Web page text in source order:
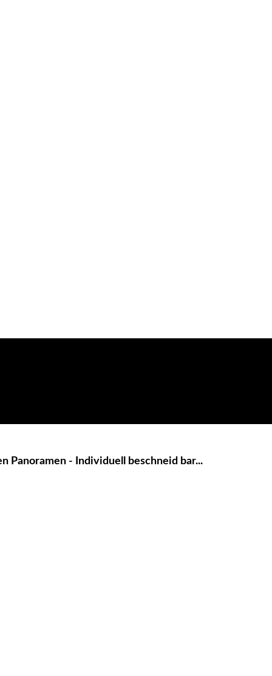
Panoramen - Individuell beschneid bar...